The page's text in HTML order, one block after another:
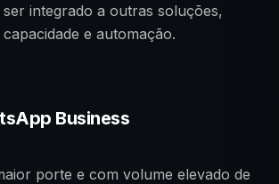
ser integrado a outras soluções,
e automação.
Business
porte e com volume elevado de